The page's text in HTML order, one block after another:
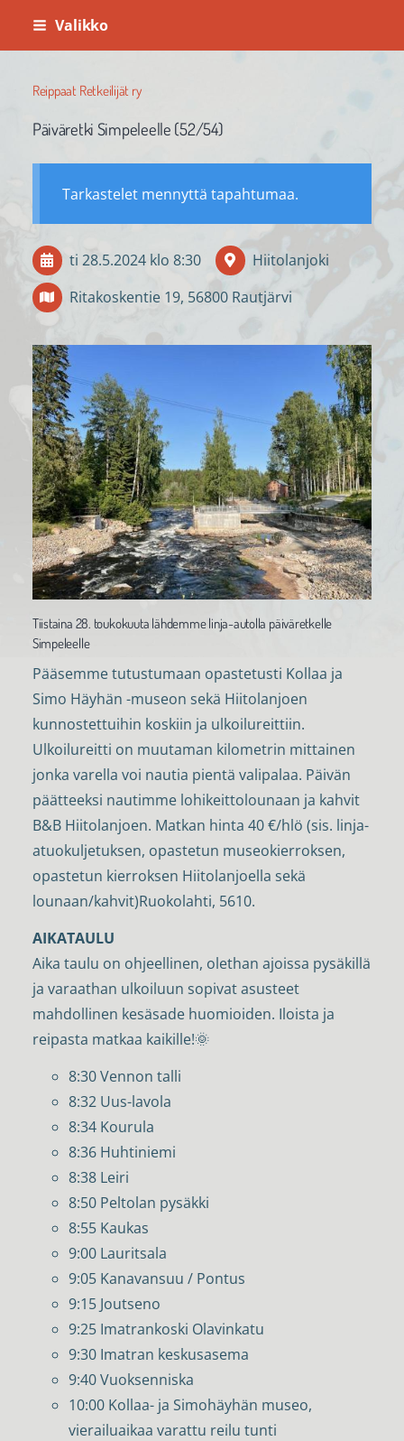
Siirry
sivun
Valikko
Reippaat Retkeilijät ry
Päiväretki Simpeleelle (52/54)
Tarkastelet mennyttä tapahtumaa.
ti 28.5.2024 klo 8:30
Hiitolanjoki
Ritakoskentie 19, 56800 Rautjärvi
Tiistaina 28. toukokuuta lähdemme linja-autolla päiväretkelle
Simpeleelle
Pääsemme tutustumaan opastetusti Kollaa ja
Simo Häyhän -museon sekä Hiitolanjoen
kunnostettuihin koskiin ja ulkoilureittiin.
Ulkoilureitti on muutaman kilometrin mittainen
jonka varella voi nautia pientä valipalaa. Päivän
päätteeksi nautimme lohikeittolounaan ja kahvit
B&B Hiitolanjoen. Matkan hinta 40 €/hlö (sis. linja-
atuokuljetuksen, opastetun museokierroksen,
opastetun kierroksen Hiitolanjoella sekä
lounaan/kahvit)Ruokolahti, 5610.
AIKATAULU
Aika taulu on ohjeellinen, olethan ajoissa pysäkillä
ja varaathan ulkoiluun sopivat asusteet
mahdollinen kesäsade huomioiden. Iloista ja
reipasta matkaa kaikille!🌞
8:30 Vennon talli
8:32 Uus-lavola
8:34 Kourula
8:36 Huhtiniemi
8:38 Leiri
8:50 Peltolan pysäkki
8:55 Kaukas
9:00 Lauritsala
9:05 Kanavansuu / Pontus
9:15 Joutseno
9:25 Imatrankoski Olavinkatu
9:30 Imatran keskusasema
9:40 Vuoksenniska
10:00 Kollaa- ja Simohäyhän museo,
vierailuaikaa varattu reilu tunti